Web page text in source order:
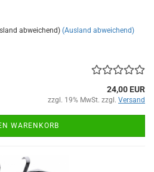
abweichend) (Ausland abweichend)
24,00 EUR
zzgl. 19% MwSt. zzgl. Versand
WARENKORB